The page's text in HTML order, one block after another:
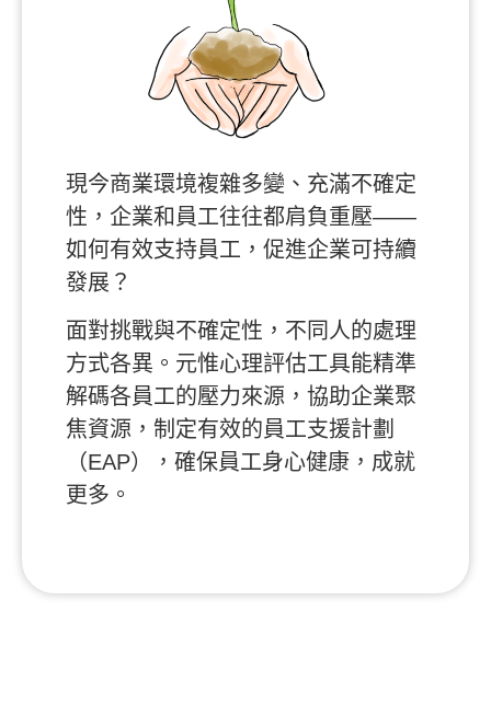
現今商業環境複雜多變、充滿不確定
性，企業和員工往往都肩負重壓——
如何有效支持員工，促進企業可持續
發展？
面對挑戰與不確定性，不同人的處理
方式各異。元惟心理評估工具能精準
解碼各員工的壓力來源，協助企業聚
焦資源，制定有效的員工支援計劃
（EAP），確保員工身心健康，成就
更多。